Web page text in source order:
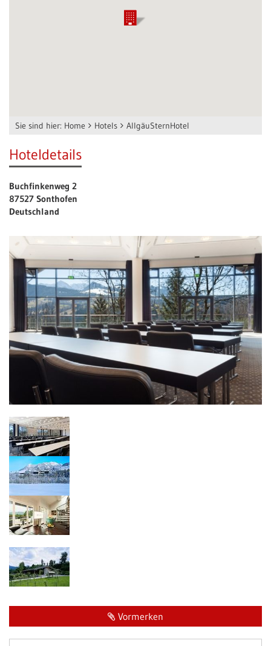
Sie sind hier: Home Hotels AllgäuSternHotel
Hoteldetails
Buchfinkenweg 2
87527 Sonthofen
Deutschland
Vormerken